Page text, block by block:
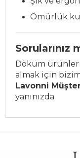
Ömürlük
Sorularınız
Döküm
almak için
Lavonni
yanınızda.